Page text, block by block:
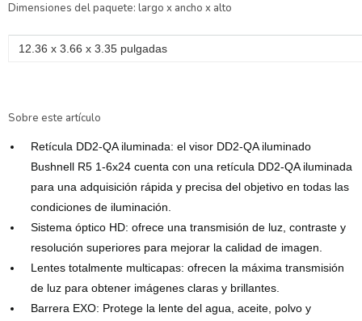
Dimensiones del paquete: largo x ancho x alto
‎12.36 x 3.66 x 3.35 pulgadas
Sobre este artículo
Retícula DD2-QA iluminada: el visor DD2-QA iluminado
Bushnell R5 1-6x24 cuenta con una retícula DD2-QA iluminada
para una adquisición rápida y precisa del objetivo en todas las
condiciones de iluminación.
Sistema óptico HD: ofrece una transmisión de luz, contraste y
resolución superiores para mejorar la calidad de imagen.
Lentes totalmente multicapas: ofrecen la máxima transmisión
de luz para obtener imágenes claras y brillantes.
Barrera EXO: Protege la lente del agua, aceite, polvo y